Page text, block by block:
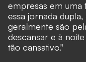
empresas em uma
essa jornada
geralmente são
descansar e à
tão cansativo."